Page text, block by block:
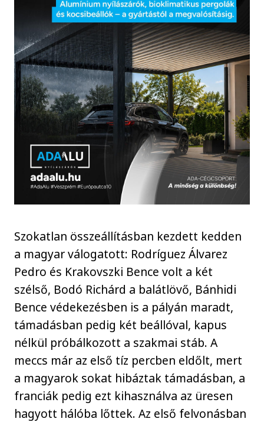
Szokatlan összeállításban kezdett kedden
a magyar válogatott: Rodríguez Álvarez
Pedro és Krakovszki Bence volt a két
szélső, Bodó Richárd a balátlövő, Bánhidi
Bence védekezésben is a pályán maradt,
támadásban pedig két beállóval, kapus
nélkül próbálkozott a szakmai stáb. A
meccs már az első tíz percben eldőlt, mert
a magyarok sokat hibáztak támadásban, a
franciák pedig ezt kihasználva az üresen
hagyott hálóba lőttek. Az első felvonásban